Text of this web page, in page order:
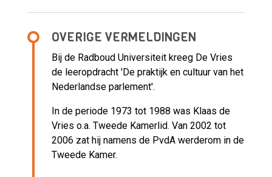
OVERIGE VERMELDINGEN
Bij de Radboud Universiteit kreeg De Vries
de leeropdracht 'De praktijk en cultuur van het
Nederlandse parlement'.
In de periode 1973 tot 1988 was Klaas de
Vries o.a. Tweede Kamerlid. Van 2002 tot
2006 zat hij namens de PvdA werderom in de
Tweede Kamer.